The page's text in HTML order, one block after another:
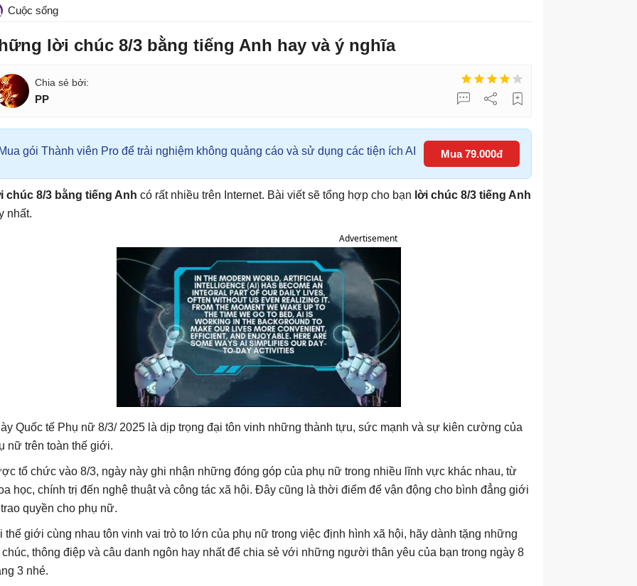
Cuộc sống
lời chúc 8/3 bằng tiếng Anh hay và ý nghĩa
PP
gói Thành viên Pro để trải nghiệm không quảng cáo và sử dụng các tiện ích AI Mua 79.000đ
chúc 8/3 bằng tiếng Anh có rất nhiều trên Internet. Bài viết sẽ tổng hợp cho bạn lời chúc 8/3 tiếng Anh
nhất.
Advertisement
Quốc tế Phụ nữ 8/3/ 2025 là dịp trọng đại tôn vinh những thành tựu, sức mạnh và sự kiên cường của
nữ trên toàn thế giới.
tổ chức vào 8/3, ngày này ghi nhận những đóng góp của phụ nữ trong nhiều lĩnh vực khác nhau, từ
học, chính trị đến nghệ thuật và công tác xã hội. Đây cũng là thời điểm để vận động cho bình đẳng giới
quyền cho phụ nữ.
thế giới cùng nhau tôn vinh vai trò to lớn của phụ nữ trong việc định hình xã hội, hãy dành tặng những
thông điệp và câu danh ngôn hay nhất để chia sẻ với những người thân yêu của bạn trong ngày 8
3 nhé.